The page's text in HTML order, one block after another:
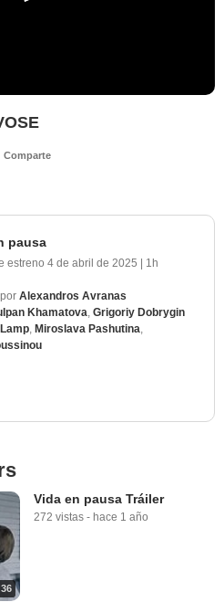
Comparte
pausa
estreno 4 de abril de 2025 | 1h
Alexandros Avranas
Khamatova Grigoriy Dobrygin
Miroslava Pashutina
Vida en pausa Tráiler
272 vistas - hace 1 año